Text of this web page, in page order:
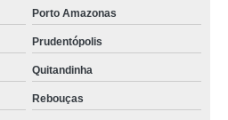
Porto Amazonas
Prudentópolis
Quitandinha
Rebouças